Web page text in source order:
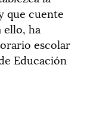
que cuente
ello, ha
escolar
Educación